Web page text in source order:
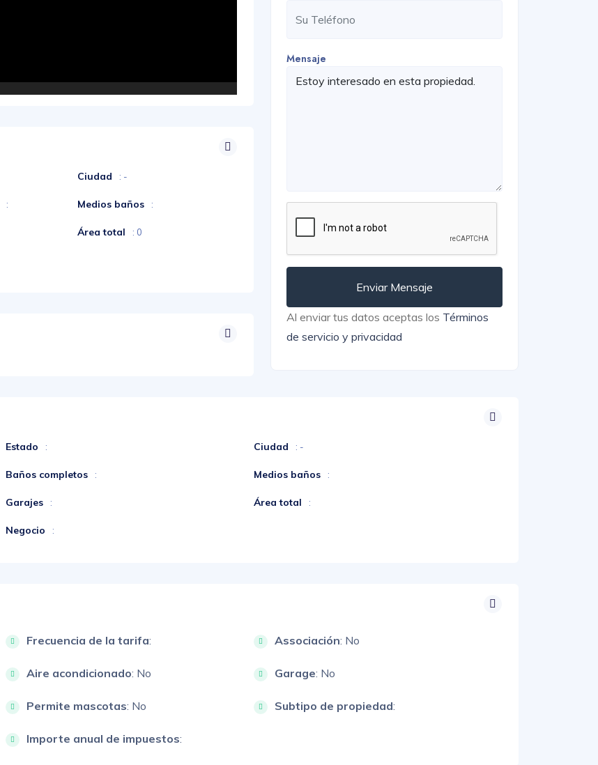
Ciudad : -
: Medios baños :
Área total : 0
Mensaje
Enviar Mensaje
Al enviar tus datos aceptas los Términos
de servicio y privacidad
Estado : Ciudad : -
Baños completos : Medios baños :
Garajes : Área total :
Negocio :
Frecuencia de la tarifa: Associación: No
Aire acondicionado: No Garage: No
Permite mascotas: No Subtipo de propiedad:
Importe anual de impuestos: